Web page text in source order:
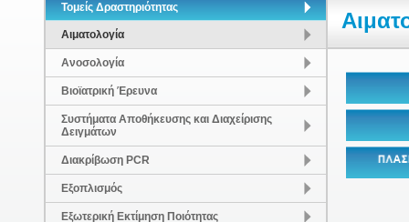
Τομείς Δραστηριότητας
Αιματολογία
Ανοσολογία
Βιοϊατρική Έρευνα
Συστήματα Αποθήκευσης και Διαχείρισης
Δειγμάτων
Διακρίβωση PCR
Εξοπλισμός
Εξωτερική Εκτίμηση Ποιότητας